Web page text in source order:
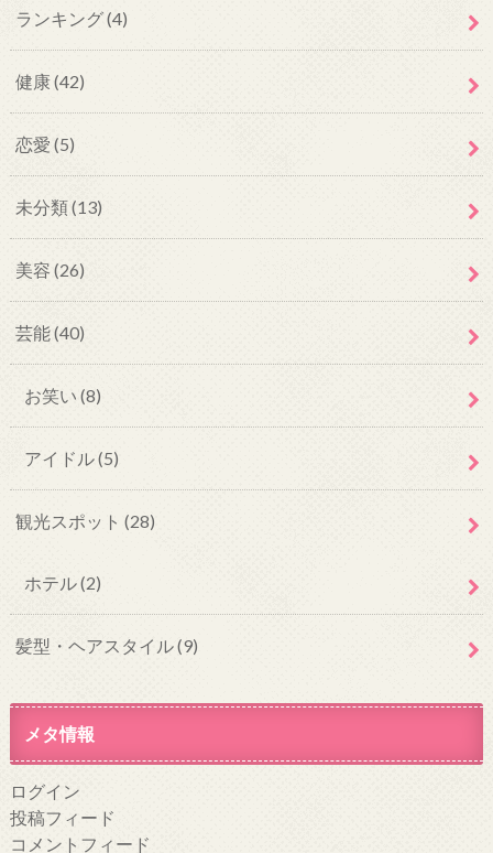
ランキング(4)
健康(42)
恋愛 (5)
未分類(13)
美容 (26)
芸能(40)
お笑い (8)
アイドル(5)
観光スポット (28)
ホテル(2)
髪型・ヘアスタイル(9)
メタ情報
ログイン
投稿フィード
コメントフィード